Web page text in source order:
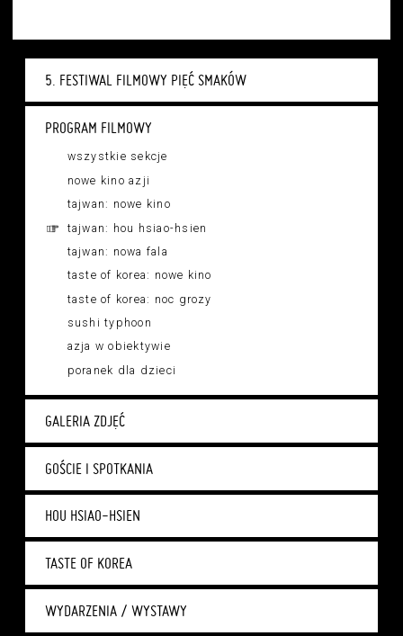
5. FESTIWAL FILMOWY PIĘĆ SMAKÓW
PROGRAM FILMOWY
wszystkie sekcje
nowe kino azji
tajwan: nowe kino
tajwan: hou hsiao-hsien
tajwan: nowa fala
taste of korea: nowe kino
taste of korea: noc grozy
sushi typhoon
azja w obiektywie
poranek dla dzieci
GALERIA ZDJĘĆ
GOŚCIE I SPOTKANIA
HOU HSIAO-HSIEN
TASTE OF KOREA
WYDARZENIA / WYSTAWY